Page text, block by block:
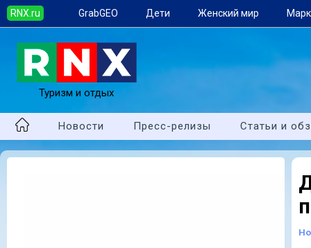
RNX.ru GrabGEO Дети Женский мир
Туризм и отдых
Новости Пресс-релизы Статьи и